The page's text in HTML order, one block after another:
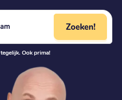
Zoeken!
tegelijk. Ook prima!